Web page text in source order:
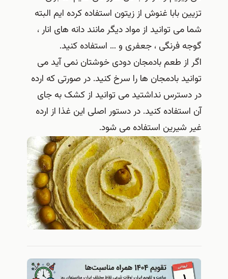
تزیین بابا غنوش از زیتون استفاده کرده ایم البته
شما می توانید از مواد دیگر مانند دانه های انار ،
گوجه فرنگی ، جعفری و … استفاده کنید.
اگر از طعم بادمجان دودی خوشتان نمی آید می
توانید بادمجان ها را سرخ کنید. در صورتی که ارده
در دسترس نداشتید می توانید از کشک به جای
آن استفاده کنید. در دستور اصلی این غذا از ارده
غیر شیرین استفاده می شود.